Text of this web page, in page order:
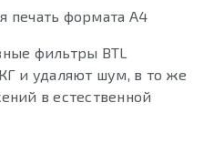
печать формата А4
фильтры BTL
и удаляют шум, в то же
в естественной